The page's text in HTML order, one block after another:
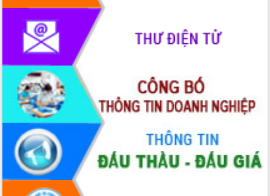
HĐND tỉnh thông qua điều chỉnh Quy
hoạch tỉnh thời kỳ 2021-2030
Hội thảo góp ý hồ sơ điều chỉnh quy
hoạch tỉnh Đắk Lắk thời kỳ 2021-2030,
tầm nhìn đến năm 2050
Nâng cao hiệu quả hoạt động của các
doanh nghiệp nhà nước
Hội nghị triển khai kết nối mạng
truyền số liệu chuyên dùng phục vụ cơ
quan Đảng, Nhà nước
Lễ phát động chuỗi hoạt động chung
tay làm sạch môi trường
Xã Ea Kar bước chuyển mình trong
công tác cải cách hành chính mô hình